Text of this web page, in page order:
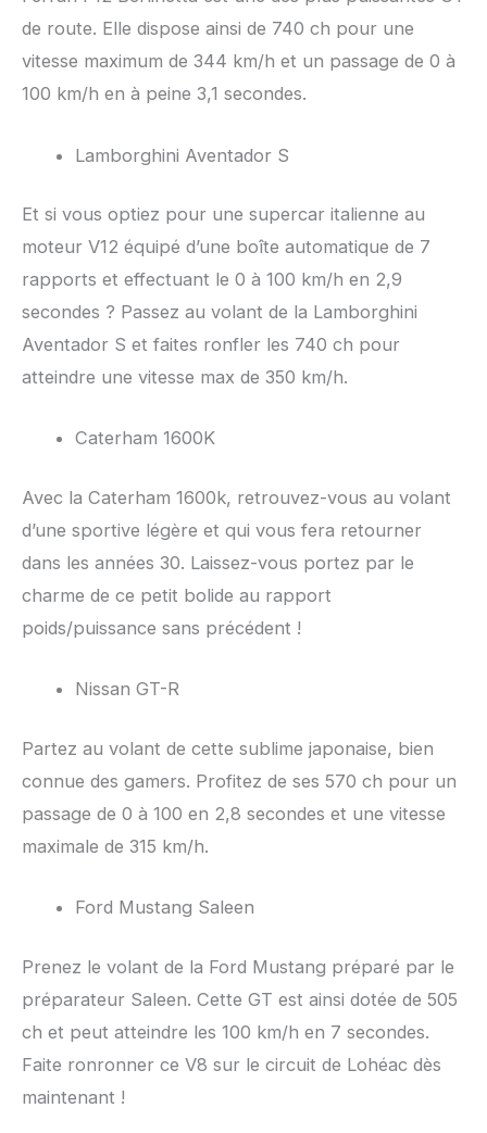
de route. Elle dispose ainsi de 740 ch pour une
vitesse maximum de 344 km/h et un passage de 0 à
100 km/h en à peine 3,1 secondes.
Lamborghini Aventador S
Et si vous optiez pour une supercar italienne au
moteur V12 équipé d’une boîte automatique de 7
rapports et effectuant le 0 à 100 km/h en 2,9
secondes ? Passez au volant de la Lamborghini
Aventador S et faites ronfler les 740 ch pour
atteindre une vitesse max de 350 km/h.
Caterham 1600K
Avec la Caterham 1600k, retrouvez-vous au volant
d’une sportive légère et qui vous fera retourner
dans les années 30. Laissez-vous portez par le
charme de ce petit bolide au rapport
poids/puissance sans précédent !
Nissan GT-R
Partez au volant de cette sublime japonaise, bien
connue des gamers. Profitez de ses 570 ch pour un
passage de 0 à 100 en 2,8 secondes et une vitesse
maximale de 315 km/h.
Ford Mustang Saleen
Prenez le volant de la Ford Mustang préparé par le
préparateur Saleen. Cette GT est ainsi dotée de 505
ch et peut atteindre les 100 km/h en 7 secondes.
Faite ronronner ce V8 sur le circuit de Lohéac dès
maintenant !